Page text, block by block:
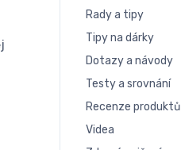
Rady a tipy
Tipy na dárky
Dotazy a návody
Testy a srovnání
Recenze produktů
Videa